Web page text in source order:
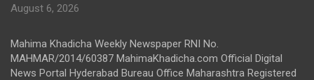
August 6, 2026
Mahima Khadicha Weekly Newspaper RNI No.
MAHMAR/2014/60387 MahimaKhadicha.com Official Digital
News Portal Hyderabad Bureau Office Maharashtra Registered